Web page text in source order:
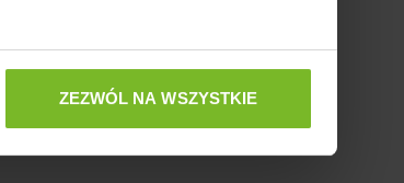
ZEZWÓL NA WSZYSTKIE